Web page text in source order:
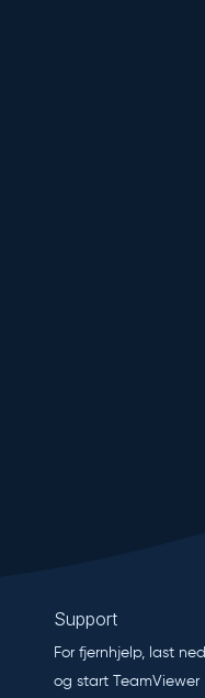
Support
For fjernhjelp, last ned
og start TeamViewer